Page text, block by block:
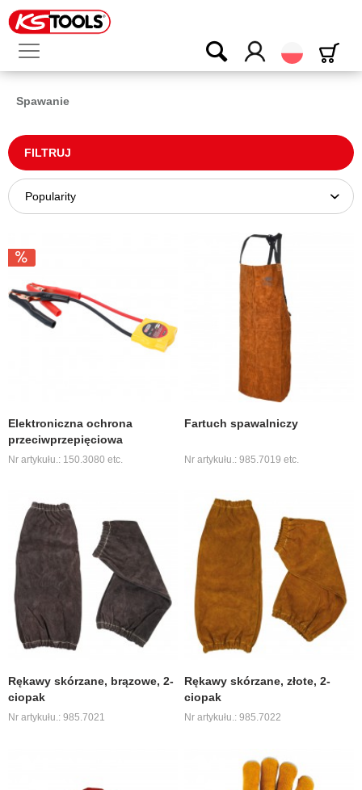
Polski
Spawanie
FILTRUJ
Elektroniczna ochrona
przeciwprzepięciowa
Nr artykułu.: 150.3080 etc.
Fartuch spawalniczy
Nr artykułu.: 985.7019 etc.
Rękawy skórzane, brązowe, 2-
ciopak
Nr artykułu.: 985.7021
Rękawy skórzane, złote, 2-
ciopak
Nr artykułu.: 985.7022